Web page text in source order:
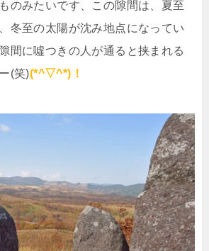
のみたいです、この隙間は、夏至
冬至の太陽が沈み地点になってい
間に噓つきの人が通ると挟まれる
(笑)(*^▽^*)！